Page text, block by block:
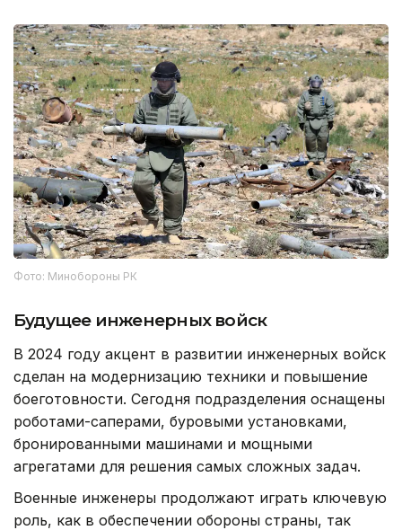
Фото: Минобороны РК
Будущее инженерных войск
В 2024 году акцент в развитии инженерных войск
сделан на модернизацию техники и повышение
боеготовности. Сегодня подразделения оснащены
роботами-саперами, буровыми установками,
бронированными машинами и мощными
агрегатами для решения самых сложных задач.
Военные инженеры продолжают играть ключевую
роль, как в обеспечении обороны страны, так